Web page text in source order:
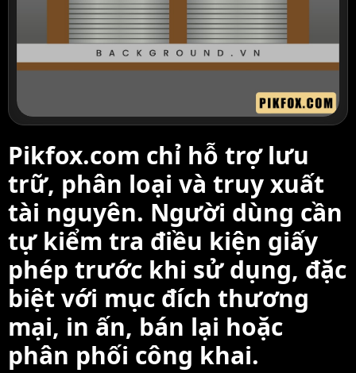
Pikfox.com chỉ hỗ trợ lưu
trữ, phân loại và truy xuất
tài nguyên. Người dùng cần
tự kiểm tra điều kiện giấy
phép trước khi sử dụng, đặc
biệt với mục đích thương
mại, in ấn, bán lại hoặc
phân phối công khai.